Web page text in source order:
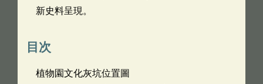
新史料呈現。
目次
植物園文化灰坑位置圖